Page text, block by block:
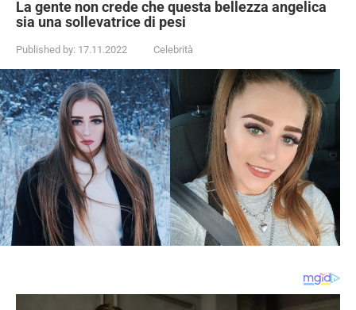
La gente non crede che questa bellezza angelica
sia una sollevatrice di pesi
Published by: 17.11.2022 Celebrità